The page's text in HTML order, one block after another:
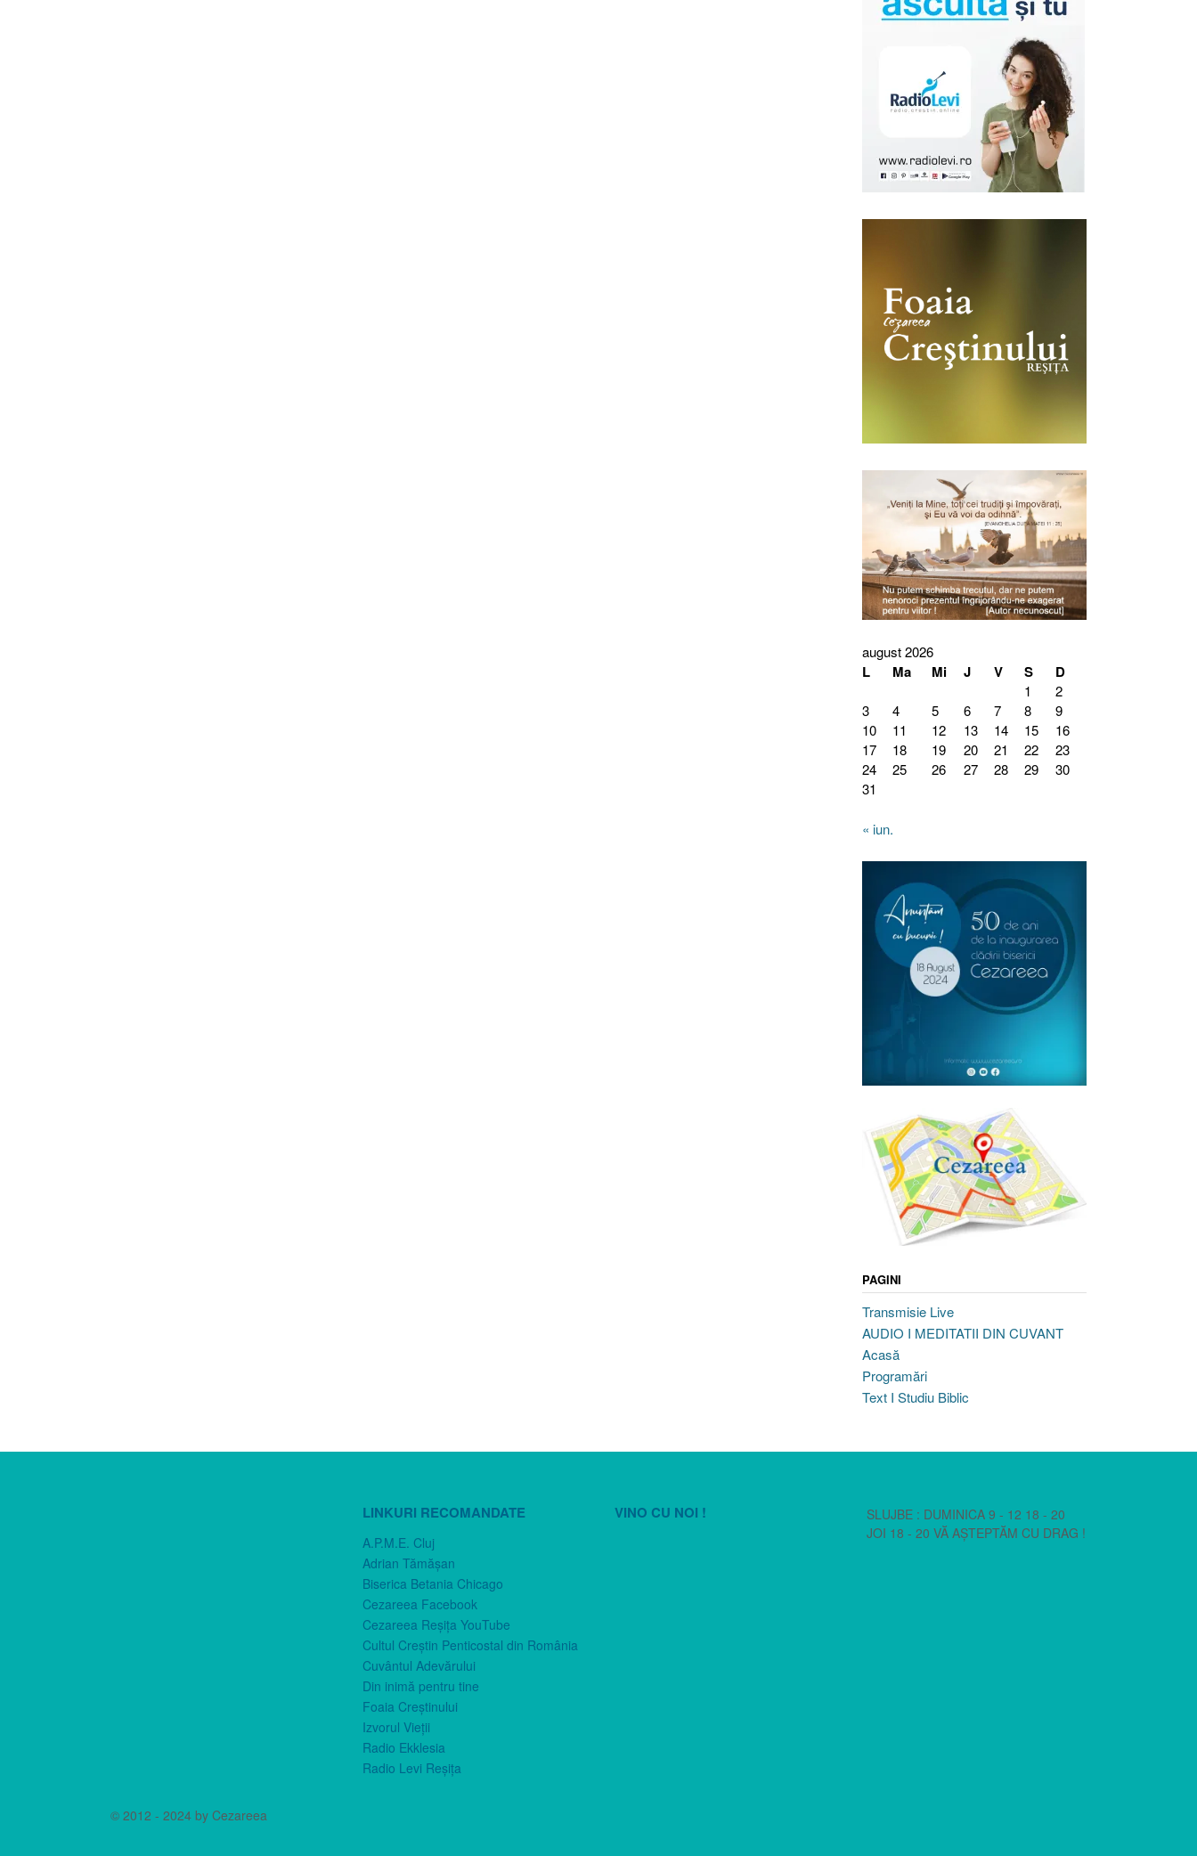
august 2026
L Ma Mi J V S D
1
2
3
4 5 6 7 8
9
10
11 12 13 14 15
16
17
18 19 20 21 22
23
24
25 26 27 28 29
30
31
« iun.
PAGINI
Transmisie Live
AUDIO I MEDITATII DIN CUVANT
Acasă
Programări
Text I Studiu Biblic
LINKURI RECOMANDATE
A.P.M.E. Cluj
Adrian Tămăşan
Biserica Betania Chicago
Cezareea Facebook
Cezareea Reşiţa YouTube
Cultul Creştin Penticostal din România
Cuvântul Adevărului
Din inimă pentru tine
Foaia Creştinului
Izvorul Vieţii
Radio Ekklesia
Radio Levi Reşiţa
VINO CU NOI !
SLUJBE : DUMINICA 9 - 12 18 - 20
JOI 18 - 20 VĂ AȘTEPTĂM CU DRAG !
© 2012 - 2024 by Cezareea